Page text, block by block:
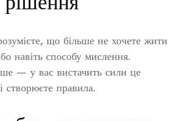
що більше не хочете жити
навіть способу мислення.
— у вас вистачить сили це
створюєте правила.